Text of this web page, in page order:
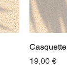
Casquette
Prix
19,00 €